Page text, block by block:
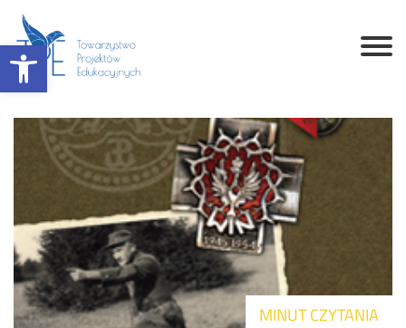
Otwórz pasek narzędzi
MINUT CZYTANIA